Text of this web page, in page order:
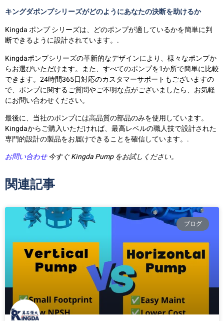
キングダポンプシリーズがどのようにあなたの決断を助けるか
Kingda ポンプ シリーズは、どのポンプが適しているかを簡単に判
断できるように設計されています。.
Kingdaポンプシリーズの革新的なデザインにより、様々なポンプか
らお選びいただけます。また、すべてのポンプを1か所で簡単に比較
できます。24時間365日対応のカスタマーサポートもございますの
で、ポンプに関するご質問やご不明な点がございましたら、お気軽
にお問い合わせください。
最後に、当社のポンプには高品質の部品のみを使用しています。
Kingdaからご購入いただければ、最高レベルの職人技で設計された
専門的設計の製品をお届けできることを確信しています。.
お問い合わせ今すぐ Kingda Pump をお試しください。
関連記事
ブログ